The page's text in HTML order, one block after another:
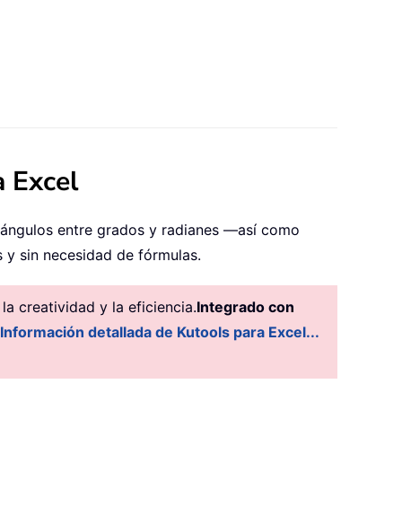
Excel
entre grados y radianes —así como
sin necesidad de fórmulas.
creatividad y la eficiencia.Integrado con
Información detallada de Kutools para Excel...